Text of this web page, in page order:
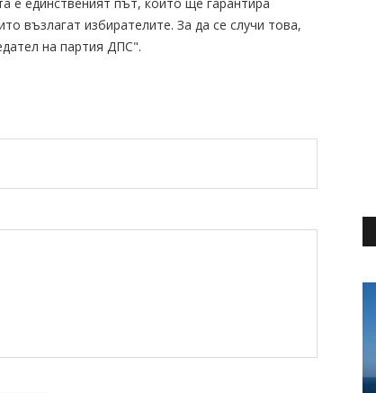
възлагат избирателите. За да се случи това,
на партия ДПС".